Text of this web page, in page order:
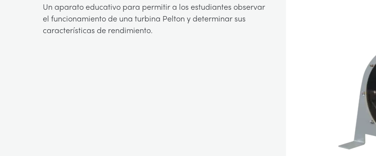
Un aparato educativo para permitir a los estudiantes observar
el funcionamiento de una turbina Pelton y determinar sus
características de rendimiento.